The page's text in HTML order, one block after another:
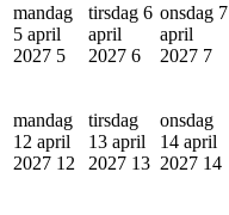
mandag
5 april
2027 5
tirsdag 6
april
2027 6
onsdag 7
april
2027 7
mandag
12 april
2027 12
tirsdag
13 april
2027 13
onsdag
14 april
2027 14